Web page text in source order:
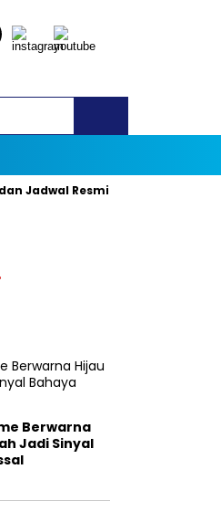
Resminya
Berwarna
Jadi Sinyal